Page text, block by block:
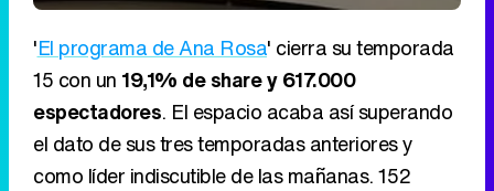
'El programa de Ana Rosa' cierra su temporada
15 con un 19,1% de share y 617.000
espectadores. El espacio acaba así superando
el dato de sus tres temporadas anteriores y
como líder indiscutible de las mañanas. 152